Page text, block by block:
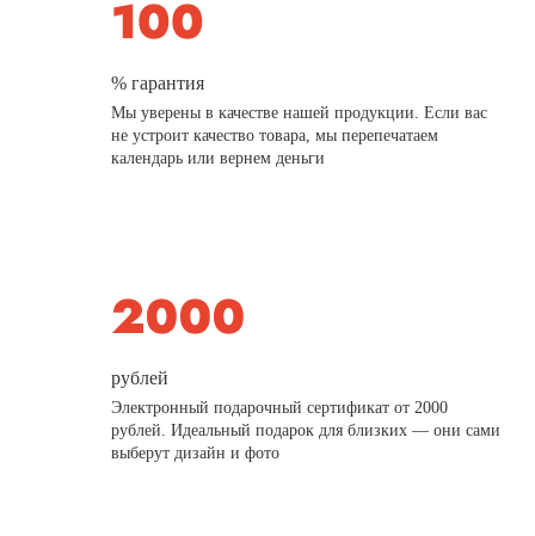
% гарантия
Мы уверены в качестве нашей продукции. Если вас
не устроит качество товара, мы перепечатаем
календарь или вернем деньги
рублей
Электронный подарочный сертификат от 2000
рублей. Идеальный подарок для близких — они сами
выберут дизайн и фото